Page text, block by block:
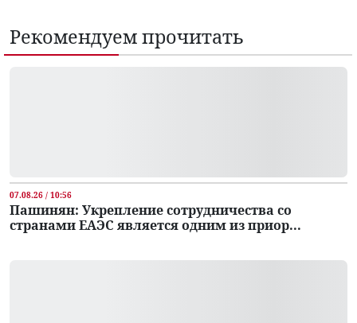
Рекомендуем прочитать
07.08.26 / 10:56
Пашинян: Укрепление сотрудничества со
странами ЕАЭС является одним из приор...